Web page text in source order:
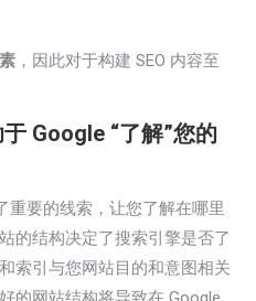
，因此对于构建 SEO 内容至
Google “了解”您的
重要的线索，让您了解在哪里
的结构决定了搜索引擎是否了
索引与您网站目的和意图相关